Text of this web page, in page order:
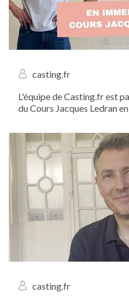
casting.fr
L'équipe de Casting.fr est
du Cours Jacques Ledran
casting.fr